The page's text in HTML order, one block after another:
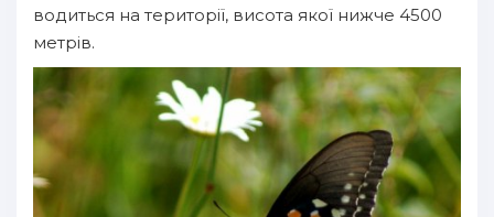
водиться на території, висота якої нижче 4500
метрів.